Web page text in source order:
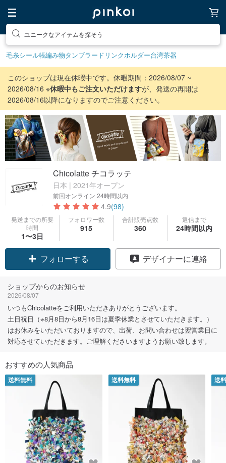
ユニークなアイテムを探そう
毛糸シール帳編み物タンブラー ドリンクホルダー台湾茶器
このショップは現在休暇中です。休暇期間：2026/08/07 ~
2026/08/16 ※休暇中もご注文いただけますが、発送の再開は
2026/08/16以降になりますのでご注意ください。
Chicolatte チコラッテ
日本 | 2021年オープン
前回オンライン 24時間以内
4.9(98)
発送までの所要
時間
1〜3日
フォロワー数
915
合計販売点数
360
返信まで
24時間以内
フォローする デザイナーに連絡
ショップからのお知らせ
2026/08/07
いつもChicolatteをご利用いただきありがとうございます。
土日祝日（※8月8日から8月16日は夏季休業とさせていただきます。）
はお休みをいただいておりますので、出荷、お問い合わせは翌営業日に
対応させていただきます。ご理解くださいますようお願い致します。
おすすめの人気商品
送料無料 送料無料 送